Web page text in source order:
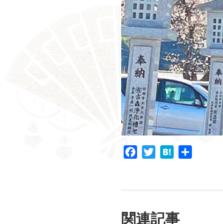
FacebookTwitterHatena
関連記事